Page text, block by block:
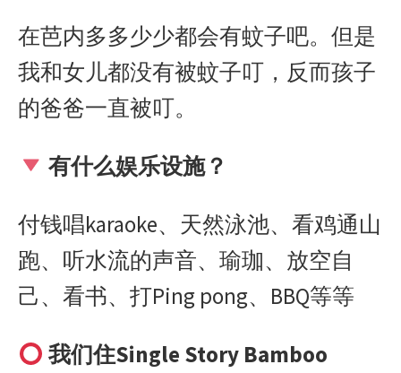
在芭内多多少少都会有蚊子吧。但是
我和女儿都没有被蚊子叮，反而孩子
的爸爸一直被叮。
有什么娱乐设施？
付钱唱karaoke、天然泳池、看鸡通山
跑、听水流的声音、瑜珈、放空自
己、看书、打Ping pong、 BBQ等等
我们住Single Story Bamboo